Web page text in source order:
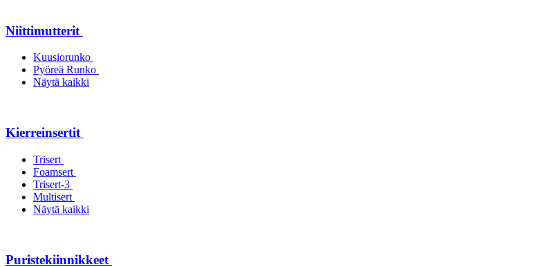
Niittimutterit
Kuusiorunko
Pyöreä Runko
Näytä kaikki
Kierreinsertit
Trisert
Foamsert
Trisert-3
Multisert
Näytä kaikki
Puristekiinnikkeet